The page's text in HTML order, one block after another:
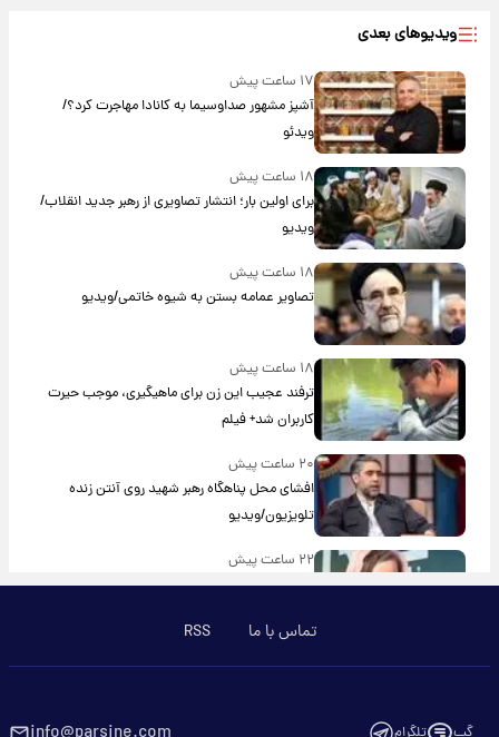
ویدیوهای بعدی
۱۷ ساعت پیش
آشپز مشهور صداوسیما به کانادا مهاجرت کرد؟/
ویدئو
۱۸ ساعت پیش
برای اولین بار؛ انتشار تصاویری از رهبر جدید انقلاب/
ویدیو
۱۸ ساعت پیش
تصاویر عمامه بستن به شیوه خاتمی/ویدیو
۱۸ ساعت پیش
ترفند عجیب این زن برای ماهیگیری، موجب حیرت
کاربران شد+ فیلم
۲۰ ساعت پیش
افشای محل پناهگاه‌ رهبر شهید روی آنتن زنده
تلویزیون/ویدیو
۲۲ ساعت پیش
ترس نعیمه نظام‌دوست از بغل کردن دختری با
تماس با ما RSS